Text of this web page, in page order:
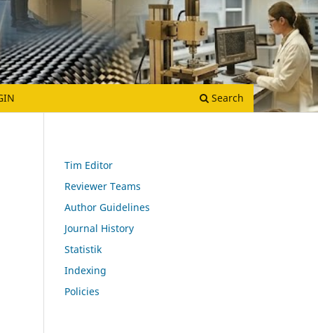
Search
Tim Editor
Reviewer Teams
Author Guidelines
Journal History
Statistik
Indexing
Policies